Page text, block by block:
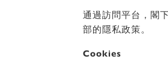
通過訪問平台，閣
部的隱私政策。
Cookies